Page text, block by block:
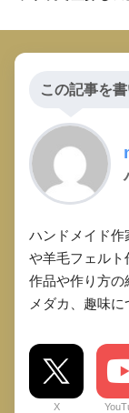
この記事を
ハンドメイド作
や羊毛フェルト
作品や作り方の
メダカ、趣味に
X